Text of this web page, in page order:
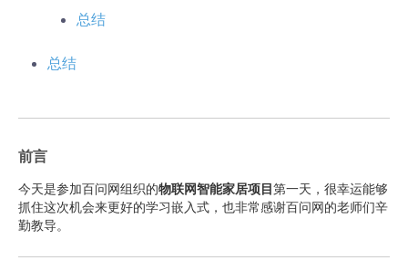
总结
总结
前言
今天是参加百问网组织的物联网智能家居项目第一天，很幸运能够
抓住这次机会来更好的学习嵌入式，也非常感谢百问网的老师们辛
勤教导。